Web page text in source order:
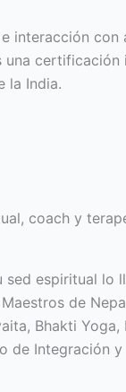
interacción con
una certificación
la India.
coach y
espiritual lo
de
Bhakti
de Integración